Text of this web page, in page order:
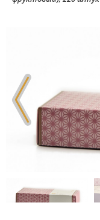
штук